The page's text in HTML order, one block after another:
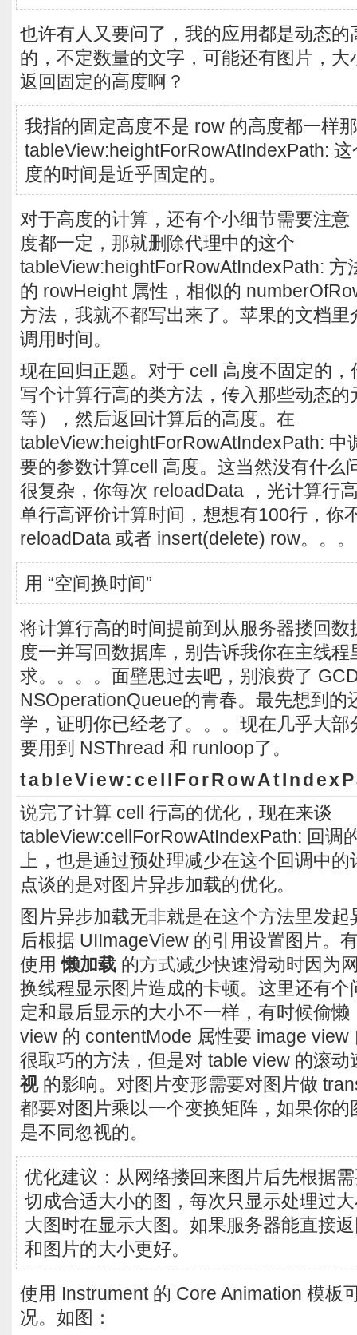
也许有人又要问了，我的应用都是动态
的，不定数量的文字，可能还有图片，
返回固定的高度啊？
我指的固定高度不是 row 的高度都一样
tableView:heightForRowAtIndexPath:
度的时间是近乎固定的。
对于高度的计算，还有个小细节需要注
度都一定，那就删除代理中的这个
tableView:heightForRowAtIndexPath: 方
的 rowHeight 属性，相似的
方法，我就不都写出来了。苹果的文档
调用时间。
现在回归正题。对于 cell 高度不固定的
写个计算行高的类方法，传入那些动态的
等），然后返回计算后的高度。在
tableView:heightForRowAtIndexPath: 中
要的参数计算cell 高度。这当然没有什么
很复杂，你每次 reloadData ，光计算行
单行高评价计算时间，想想有100行，你
reloadData 或者 insert(delete) row。。
用 “空间换时间”
将计算行高的时间提前到从服务器搂回
度一并写回数据库，别告诉我你在主线
求。。。。面壁思过去吧，别浪费了
NSOperationQueue的青春。最先想到的
学，证明你已经老了。。。现在几乎大
要用到 NSThread 和 runloop了。
说完了计算 cell 行高的优化，现在来谈
tableView:cellForRowAtIndexPath: 回调
上，也是通过预处理减少在这个回调中
点谈的是对图片异步加载的优化。
图片异步加载无非就是在这个方法里发
后根据 UIImageView 的引用设置图片。
使用懒加载 的方式减少快速滑动时因为
换线程显示图片造成的卡顿。这里还有
定和最后显示的大小不一样，有时候偷
view 的 contentMode 属性要 image
很取巧的方法，但是对 table view 的滚
视的影响。对图片变形需要对图片做
都要对图片乘以一个变换矩阵，如果你
是不同忽视的。
优化建议：从网络搂回来图片后先根据
切成合适大小的图，每次只显示处理过
大图时在显示大图。如果服务器能直接
和图片的大小更好。
使用 Instrument 的 Core Animation 模板
况。如图：